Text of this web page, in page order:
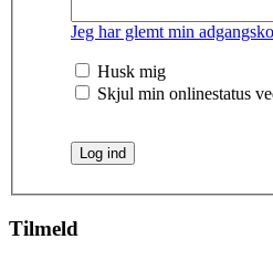
Jeg har glemt min
Husk mig
Skjul min onlinestatus
Tilmeld